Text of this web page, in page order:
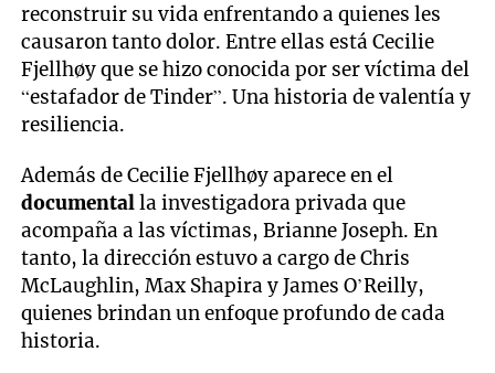
reconstruir su vida enfrentando a quienes les
causaron tanto dolor. Entre ellas está Cecilie
Fjellhøy que se hizo conocida por ser víctima del
“estafador de Tinder”. Una historia de valentía y
resiliencia.
Además de Cecilie Fjellhøy aparece en el
documentalla investigadora privada que
acompaña a las víctimas, Brianne Joseph. En
tanto, la dirección estuvo a cargo de Chris
McLaughlin, Max Shapira y James O’Reilly,
quienes brindan un enfoque profundo de cada
historia.